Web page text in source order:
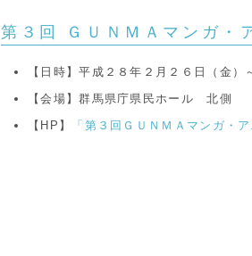
第３回 ＧＵＮＭＡマンガ・
【日時】平成２８年２月２６日（金
【会場】群馬県庁県民ホール 北側
【HP】
「第３回ＧＵＮＭＡマンガ・